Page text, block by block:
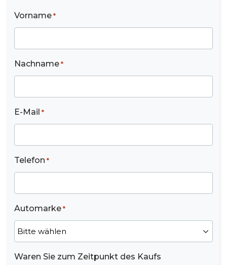
Vorname *
Nachname *
E-Mail *
Telefon *
Automarke *
Waren Sie zum Zeitpunkt des Kaufs